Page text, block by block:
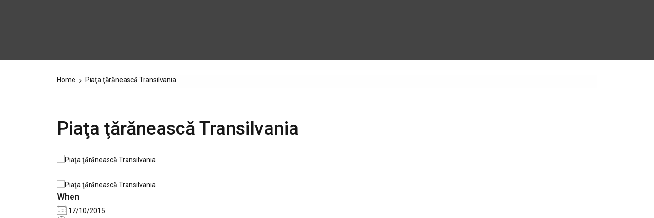
Home Piaţa ţărănească Transilvania
Piaţa ţărănească Transilvania
When
17/10/2015